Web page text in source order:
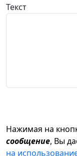
Текст
Нажимая на
сообщение, Вы
на